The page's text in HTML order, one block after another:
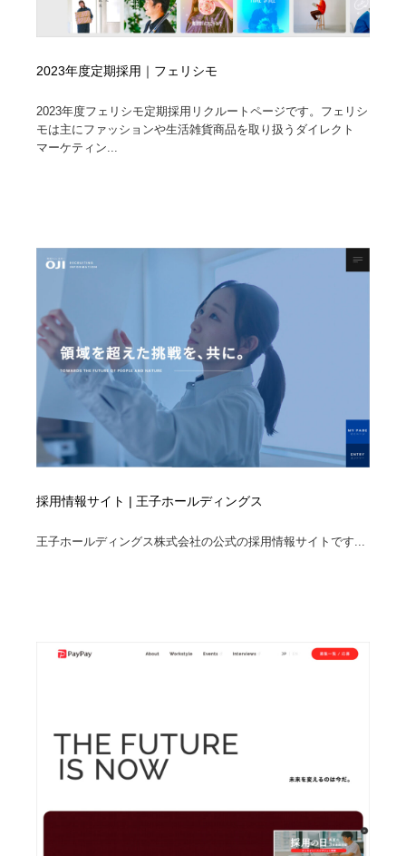
2023年度定期採用｜フェリシモ
2023年度フェリシモ定期採用リクルートページです。フェリシ
モは主にファッションや生活雑貨商品を取り扱うダイレクト
マーケティン...
採用情報サイト | 王子ホールディングス
王子ホールディングス株式会社の公式の採用情報サイトです...